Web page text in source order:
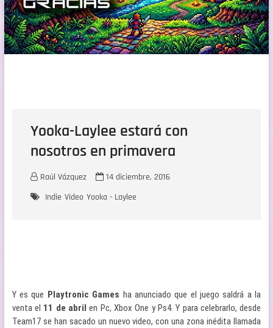
Yooka-Laylee estará con
nosotros en primavera
Raúl Vázquez
14 diciembre, 2016
Indie Video Yooka - Laylee
Y es que Playtronic Games ha anunciado que el juego saldrá a la
venta el 11 de abril en Pc, Xbox One y Ps4. Y para celebrarlo, desde
Team17 se han sacado un nuevo video, con una zona inédita llamada